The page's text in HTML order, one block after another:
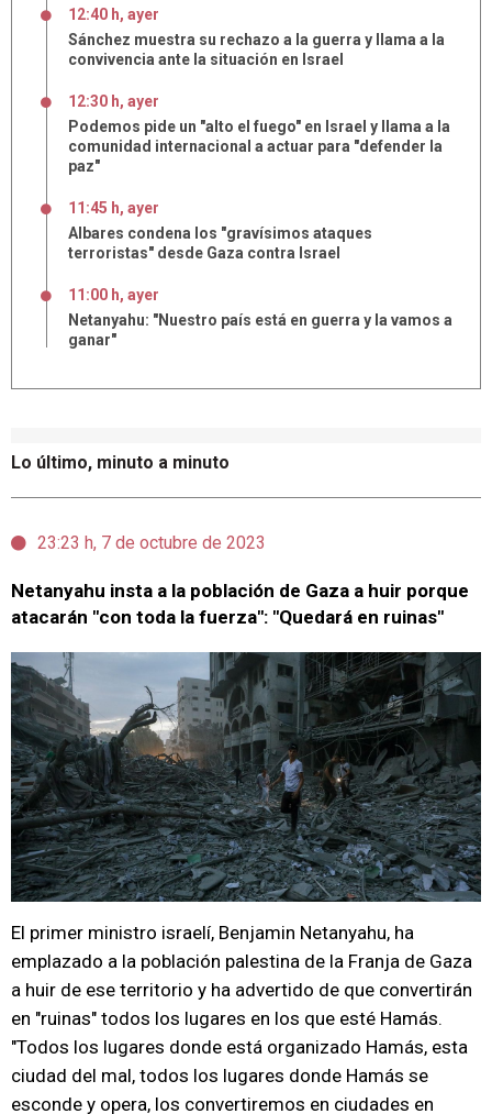
Lo último, minuto a minuto
23:23 h, 7 de octubre de 2023
Netanyahu insta a la población de Gaza a huir porque
atacarán "con toda la fuerza": "Quedará en ruinas"
El primer ministro israelí, Benjamin Netanyahu, ha
emplazado a la población palestina de la Franja de Gaza
a huir de ese territorio y ha advertido de que convertirán
en "ruinas" todos los lugares en los que esté Hamás.
"Todos los lugares donde está organizado Hamás, esta
ciudad del mal, todos los lugares donde Hamás se
esconde y opera, los convertiremos en ciudades en
12:40 h, ayer
Sánchez muestra su rechazo a la guerra y llama a la
convivencia ante la situación en Israel
12:30 h, ayer
Podemos pide un "alto el fuego" en Israel y llama a la
comunidad internacional a actuar para "defender la
paz"
11:45 h, ayer
Albares condena los "gravísimos ataques
terroristas" desde Gaza contra Israel
11:00 h, ayer
Netanyahu: "Nuestro país está en guerra y la vamos a
ganar"